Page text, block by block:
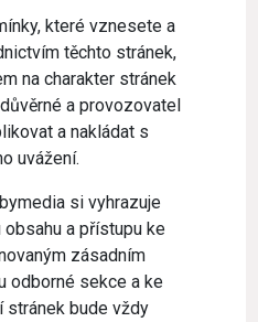
které vznesete a
těchto stránek,
na charakter stránek
a provozovatel
a nakládat s
uvážení.
si vyhrazuje
obsahu a přístupu ke
zásadním
odborné sekce a ke
stránek bude vždy